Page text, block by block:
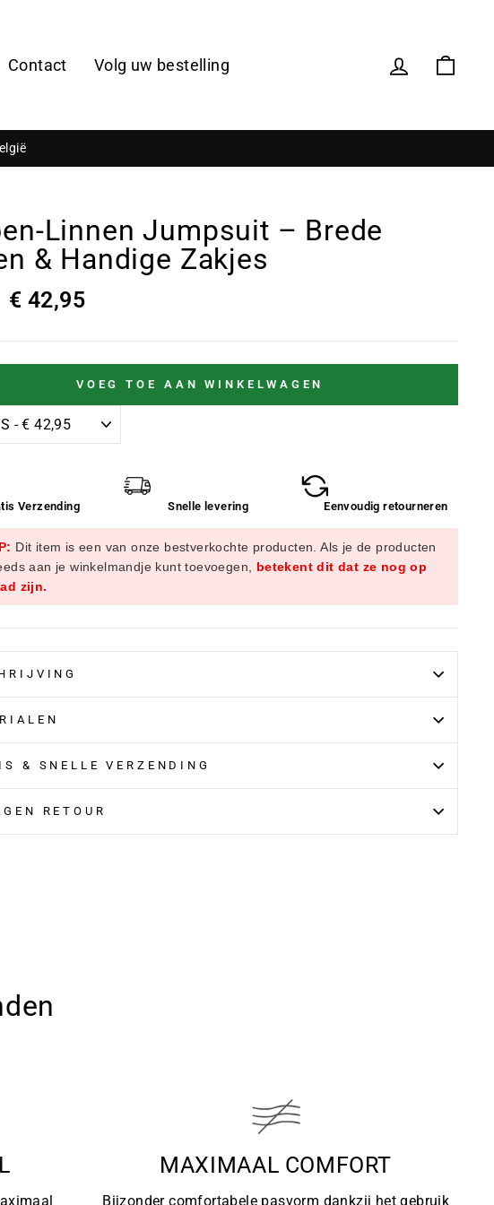
Contact Volg uw bestelling
Linnen Jumpsuit – Brede
& Handige Zakjes
€ 42,95
VOEG TOE AAN WINKELWAGEN
Verzending Snelle levering Eenvoudig retourneren
Dit item is een van onze bestverkochte producten. Als je de producten
aan je winkelmandje kunt toevoegen, betekent dit dat ze nog op
zijn.
& SNELLE VERZENDING
RETOUR
MAXIMAAL COMFORT
Bijzonder comfortabele pasvorm dankzij het gebruik